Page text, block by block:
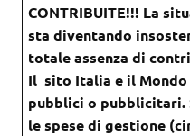
CONTRIBUITE!!! La
sta diventando
totale assenza di
Il sito Italia e il Mondo
pubblici o pubblicitari.
le spese di gestione